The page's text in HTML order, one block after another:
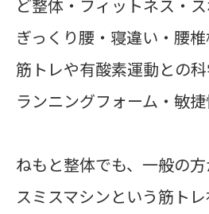
ど整体・フィットネス・
ぎっくり腰・寝違い・腰
筋トレや有酸素運動との
ランニングフォーム・敏
ねもと整体でも、 一般の
スミスマシンという筋ト